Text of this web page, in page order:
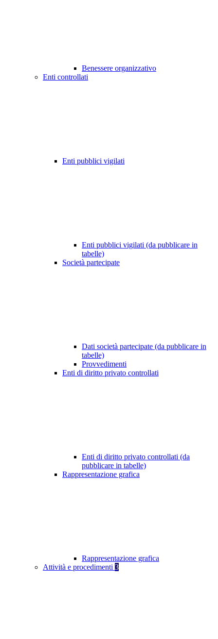
Benessere organizzativo
Enti controllati
Enti pubblici vigilati
Enti pubblici vigilati (da pubblicare in
tabelle)
Società partecipate
Dati società partecipate (da pubblicare in
tabelle)
Provvedimenti
Enti di diritto privato controllati
Enti di diritto privato controllati (da
pubblicare in tabelle)
Rappresentazione grafica
Rappresentazione grafica
Attività e procedimenti 3